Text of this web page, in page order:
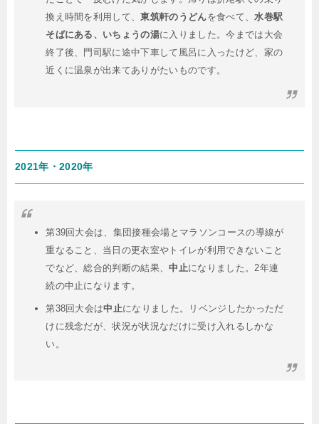
換え時間を利用して、東筑軒のうどんを食べて、水巻駅
そばにある、いちょうの湯に入りました。今までは大会
終了後、門司駅に途中下車して風呂に入ったけど、家の
近くに温泉が出来てありがたいものです。
2021年・2020年
第39回大会は、集団接種会場とマラソンコースの導線が
重なること、当日の更衣室やトイレが利用できないこと
でなど、総合的判断の結果、中止になりました。2年連
続の中止になります。
第38回大会は中止になりました。リベンジしたかっただ
けに残念だが、状況が状況なだけに受け入れるしかな
い。